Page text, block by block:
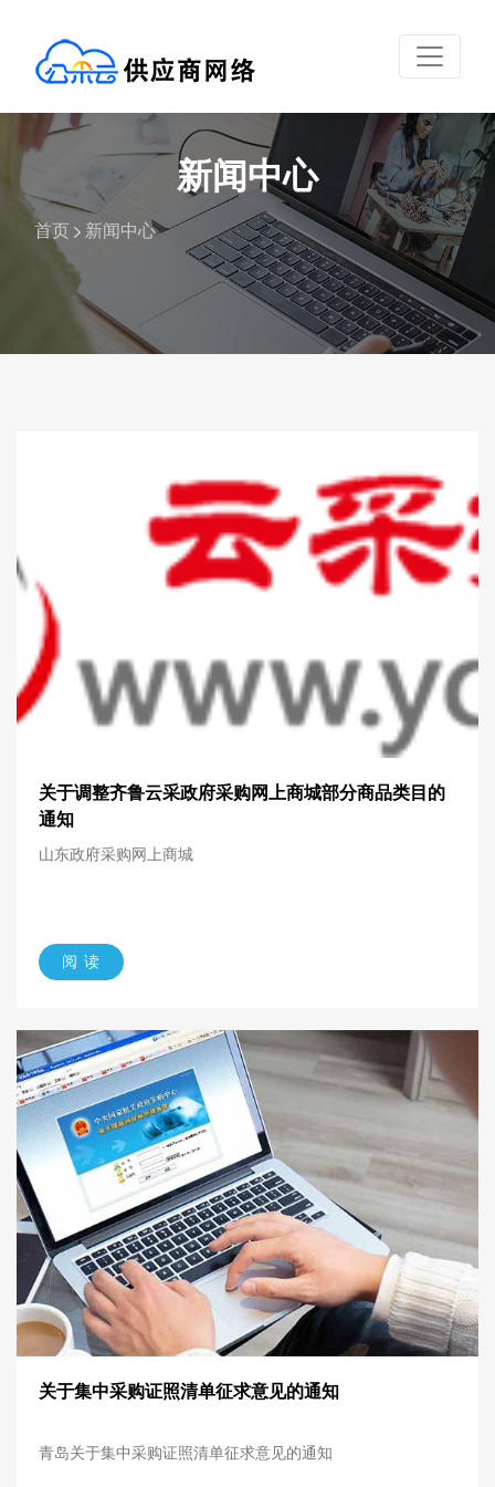
新闻中心
首页 新闻中心
关于调整齐鲁云采政府采购网上商城部分商品类目的
通知
山东政府采购网上商城
阅 读
关于集中采购证照清单征求意见的通知
青岛关于集中采购证照清单征求意见的通知